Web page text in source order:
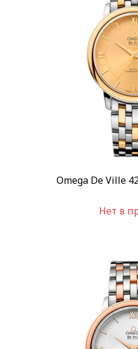
Omega De Ville
Нет в